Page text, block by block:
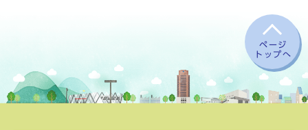
ページ
トップへ